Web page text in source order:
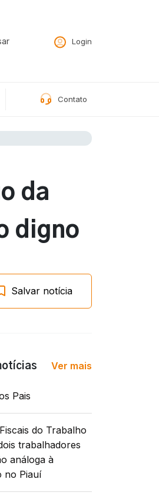
Login
Contato
da
digno
Salvar notícia
Ver mais
Pais
do Trabalho
trabalhadores
análoga à
no Piauí